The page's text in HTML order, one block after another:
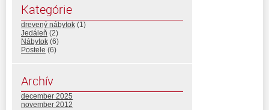
Kategórie
drevený nábytok (1)
Jedáleň (2)
Nábytok (6)
Postele (6)
Archív
december 2025
november 2012